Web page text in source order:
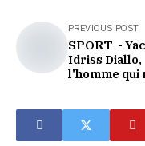
PREVIOUS POST
SPORT -
Idriss Diallo,
l'homme qui